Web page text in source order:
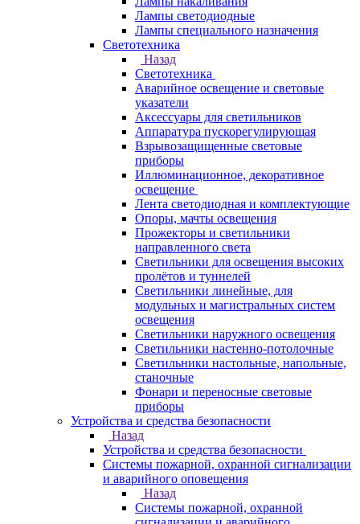
Лампы светодиодные
Лампы специального назначения
Светотехника
Назад
Светотехника
Аварийное освещение и световые
указатели
Аксессуары для светильников
Аппаратура пускорегулирующая
Взрывозащищенные световые
приборы
Иллюминационное, декоративное
освещение
Лента светодиодная и комплектующие
Опоры, мачты освещения
Прожекторы и светильники
направленного света
Светильники для освещения высоких
пролётов и туннелей
Светильники линейные, для
модульных и магистральных систем
освещения
Светильники наружного освещения
Светильники настенно-потолочные
Светильники настольные, напольные,
станочные
Фонари и переносные световые
приборы
Устройства и средства безопасности
Назад
Устройства и средства безопасности
Системы пожарной, охранной сигнализации
и аварийного оповещения
Назад
Системы пожарной, охранной